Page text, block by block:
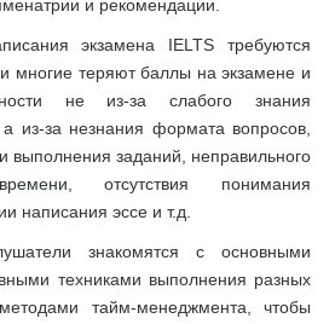
и рекомендации.
экзамена IELTS требуются
многие теряют баллы на экзамене и
не из-за слабого знания
а из-за незнания формата вопросов,
выполнения заданий, неправильного
отсутствия понимания
написания эссе и т.д.
знакомятся с основными
техниками выполнения разных
тайм-менеджмента, чтобы